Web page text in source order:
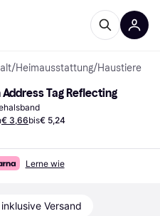
/Heimausstattung/Haustiere
Tag Reflecting
€ 3,66bis€ 5,24
Lerne wie
Versand